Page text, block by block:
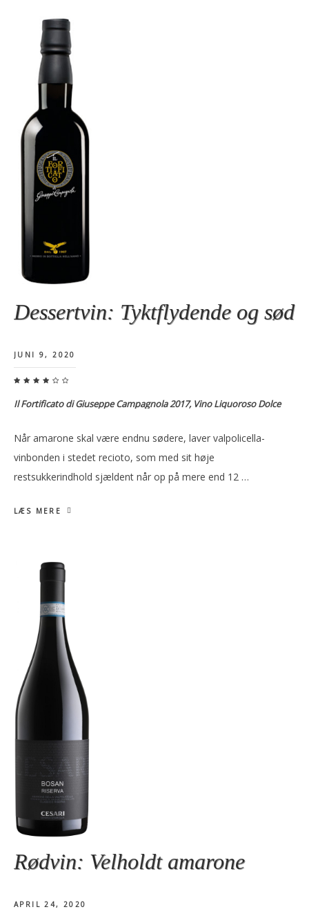
Dessertvin: Tyktflydende og sød
JUNI 9, 2020
Il Fortificato di Giuseppe Campagnola 2017, Vino Liquoroso Dolce
Når amarone skal være endnu sødere, laver valpolicella-
vinbonden i stedet recioto, som med sit høje
restsukkerindhold sjældent når op på mere end 12 …
LÆS MERE
Rødvin: Velholdt amarone
APRIL 24, 2020